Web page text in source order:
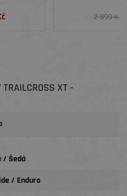
2 899 Kč
TRAILCROSS XT -
/ Šedá
/ Enduro